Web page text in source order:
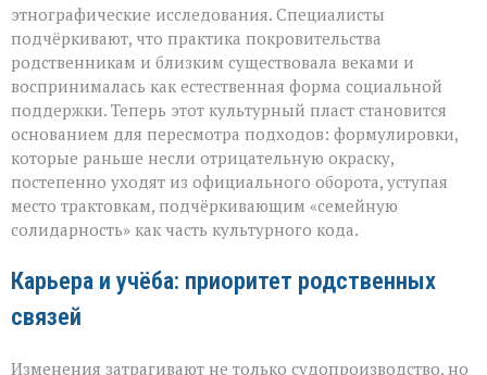
этнографические исследования. Специалисты
подчёркивают, что практика покровительства
родственникам и близким существовала веками и
воспринималась как естественная форма социальной
поддержки. Теперь этот культурный пласт становится
основанием для пересмотра подходов: формулировки,
которые раньше несли отрицательную окраску,
постепенно уходят из официального оборота, уступая
место трактовкам, подчёркивающим «семейную
солидарность» как часть культурного кода.
Карьера и учёба: приоритет родственных
связей
Изменения затрагивают не только судопроизводство, но